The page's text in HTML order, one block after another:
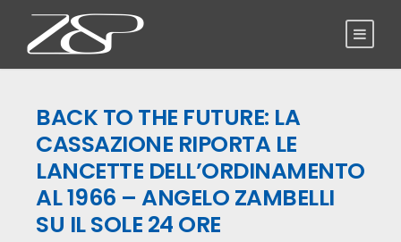
BACK TO THE FUTURE: LA
CASSAZIONE RIPORTA LE
LANCETTE DELL’ORDINAMENTO
AL 1966 – ANGELO ZAMBELLI
SU IL SOLE 24 ORE